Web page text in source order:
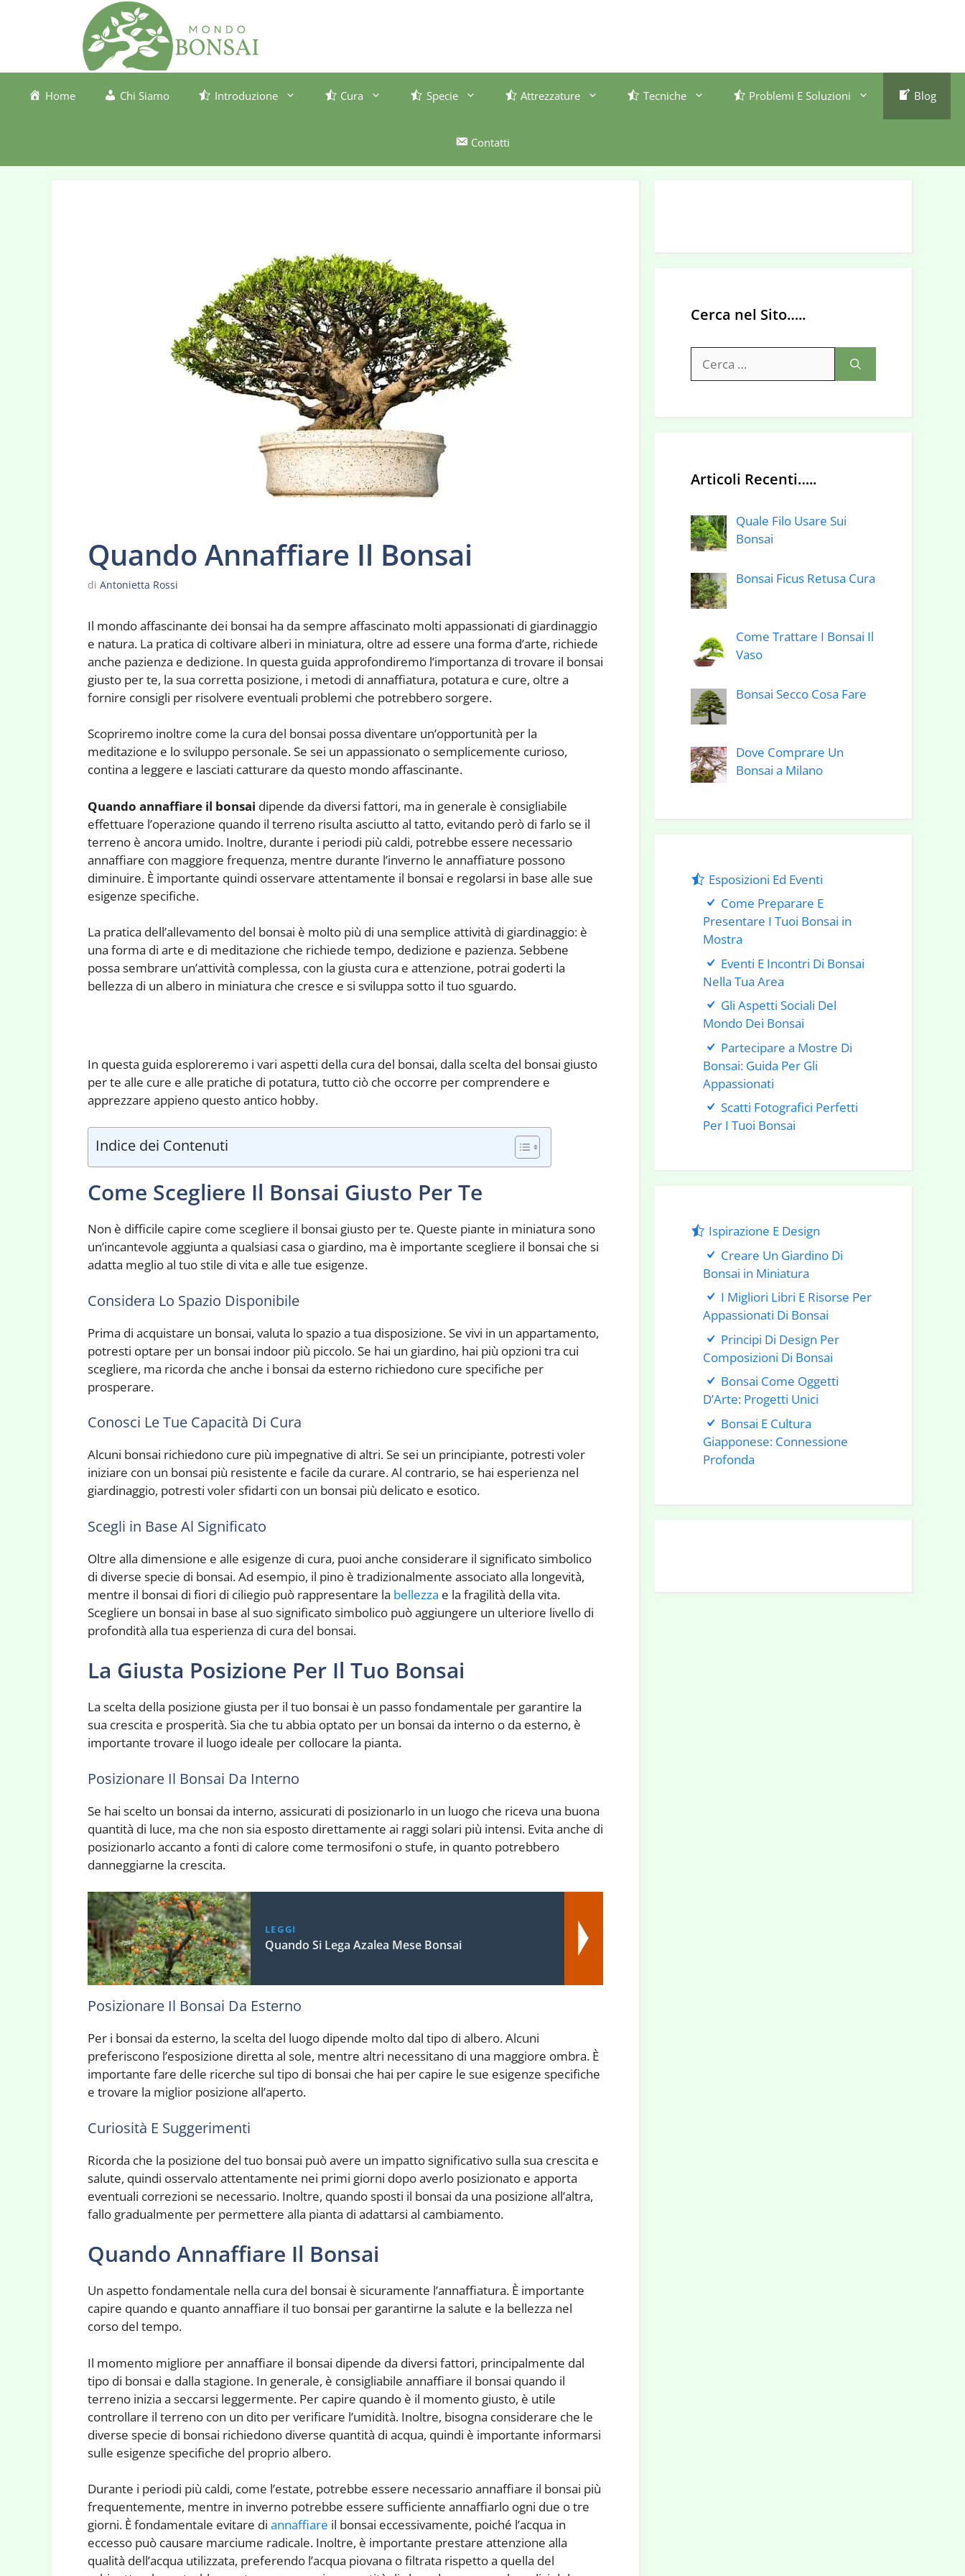
Home Chi Siamo Introduzione Cura Specie Attrezzature Tecniche Problemi E Soluzioni Blog
Contatti
Quando Annaffiare Il Bonsai
di Antonietta Rossi
Il mondo affascinante dei bonsai ha da sempre affascinato molti appassionati di giardinaggio
e natura. La pratica di coltivare alberi in miniatura, oltre ad essere una forma d’arte, richiede
anche pazienza e dedizione. In questa guida approfondiremo l’importanza di trovare il bonsai
giusto per te, la sua corretta posizione, i metodi di annaffiatura, potatura e cure, oltre a
fornire consigli per risolvere eventuali problemi che potrebbero sorgere.
Scopriremo inoltre come la cura del bonsai possa diventare un’opportunità per la
meditazione e lo sviluppo personale. Se sei un appassionato o semplicemente curioso,
contina a leggere e lasciati catturare da questo mondo affascinante.
Quando annaffiare il bonsai dipende da diversi fattori, ma in generale è consigliabile
effettuare l’operazione quando il terreno risulta asciutto al tatto, evitando però di farlo se il
terreno è ancora umido. Inoltre, durante i periodi più caldi, potrebbe essere necessario
annaffiare con maggiore frequenza, mentre durante l’inverno le annaffiature possono
diminuire. È importante quindi osservare attentamente il bonsai e regolarsi in base alle sue
esigenze specifiche.
La pratica dell’allevamento del bonsai è molto più di una semplice attività di giardinaggio: è
una forma di arte e di meditazione che richiede tempo, dedizione e pazienza. Sebbene
possa sembrare un’attività complessa, con la giusta cura e attenzione, potrai goderti la
bellezza di un albero in miniatura che cresce e si sviluppa sotto il tuo sguardo.
In questa guida esploreremo i vari aspetti della cura del bonsai, dalla scelta del bonsai giusto
per te alle cure e alle pratiche di potatura, tutto ciò che occorre per comprendere e
apprezzare appieno questo antico hobby.
Indice dei Contenuti
Come Scegliere Il Bonsai Giusto Per Te
Non è difficile capire come scegliere il bonsai giusto per te. Queste piante in miniatura sono
un’incantevole aggiunta a qualsiasi casa o giardino, ma è importante scegliere il bonsai che si
adatta meglio al tuo stile di vita e alle tue esigenze.
Considera Lo Spazio Disponibile
Prima di acquistare un bonsai, valuta lo spazio a tua disposizione. Se vivi in un appartamento,
potresti optare per un bonsai indoor più piccolo. Se hai un giardino, hai più opzioni tra cui
scegliere, ma ricorda che anche i bonsai da esterno richiedono cure specifiche per
prosperare.
Conosci Le Tue Capacità Di Cura
Alcuni bonsai richiedono cure più impegnative di altri. Se sei un principiante, potresti voler
iniziare con un bonsai più resistente e facile da curare. Al contrario, se hai esperienza nel
giardinaggio, potresti voler sfidarti con un bonsai più delicato e esotico.
Scegli in Base Al Significato
Oltre alla dimensione e alle esigenze di cura, puoi anche considerare il significato simbolico
di diverse specie di bonsai. Ad esempio, il pino è tradizionalmente associato alla longevità,
mentre il bonsai di fiori di ciliegio può rappresentare la bellezza e la fragilità della vita.
Scegliere un bonsai in base al suo significato simbolico può aggiungere un ulteriore livello di
profondità alla tua esperienza di cura del bonsai.
La Giusta Posizione Per Il Tuo Bonsai
La scelta della posizione giusta per il tuo bonsai è un passo fondamentale per garantire la
sua crescita e prosperità. Sia che tu abbia optato per un bonsai da interno o da esterno, è
importante trovare il luogo ideale per collocare la pianta.
Posizionare Il Bonsai Da Interno
Se hai scelto un bonsai da interno, assicurati di posizionarlo in un luogo che riceva una buona
quantità di luce, ma che non sia esposto direttamente ai raggi solari più intensi. Evita anche di
posizionarlo accanto a fonti di calore come termosifoni o stufe, in quanto potrebbero
danneggiarne la crescita.
LEGGI
Quando Si Lega Azalea Mese Bonsai
Posizionare Il Bonsai Da Esterno
Per i bonsai da esterno, la scelta del luogo dipende molto dal tipo di albero. Alcuni
preferiscono l’esposizione diretta al sole, mentre altri necessitano di una maggiore ombra. È
importante fare delle ricerche sul tipo di bonsai che hai per capire le sue esigenze specifiche
e trovare la miglior posizione all’aperto.
Curiosità E Suggerimenti
Ricorda che la posizione del tuo bonsai può avere un impatto significativo sulla sua crescita e
salute, quindi osservalo attentamente nei primi giorni dopo averlo posizionato e apporta
eventuali correzioni se necessario. Inoltre, quando sposti il bonsai da una posizione all’altra,
fallo gradualmente per permettere alla pianta di adattarsi al cambiamento.
Quando Annaffiare Il Bonsai
Un aspetto fondamentale nella cura del bonsai è sicuramente l’annaffiatura. È importante
capire quando e quanto annaffiare il tuo bonsai per garantirne la salute e la bellezza nel
corso del tempo.
Il momento migliore per annaffiare il bonsai dipende da diversi fattori, principalmente dal
tipo di bonsai e dalla stagione. In generale, è consigliabile annaffiare il bonsai quando il
terreno inizia a seccarsi leggermente. Per capire quando è il momento giusto, è utile
controllare il terreno con un dito per verificare l’umidità. Inoltre, bisogna considerare che le
diverse specie di bonsai richiedono diverse quantità di acqua, quindi è importante informarsi
sulle esigenze specifiche del proprio albero.
Durante i periodi più caldi, come l’estate, potrebbe essere necessario annaffiare il bonsai più
frequentemente, mentre in inverno potrebbe essere sufficiente annaffiarlo ogni due o tre
giorni. È fondamentale evitare di annaffiare il bonsai eccessivamente, poiché l’acqua in
eccesso può causare marciume radicale. Inoltre, è importante prestare attenzione alla
qualità dell’acqua utilizzata, preferendo l’acqua piovana o filtrata rispetto a quella del
Cerca nel Sito…..
per:
Articoli Recenti…..
Quale Filo Usare Sui
Bonsai
Bonsai Ficus Retusa Cura
Come Trattare I Bonsai Il
Vaso
Bonsai Secco Cosa Fare
Dove Comprare Un
Bonsai a Milano
Esposizioni Ed Eventi
Come Preparare E
Presentare I Tuoi Bonsai in
Mostra
Eventi E Incontri Di Bonsai
Nella Tua Area
Gli Aspetti Sociali Del
Mondo Dei Bonsai
Partecipare a Mostre Di
Bonsai: Guida Per Gli
Appassionati
Scatti Fotografici Perfetti
Per I Tuoi Bonsai
Ispirazione E Design
Creare Un Giardino Di
Bonsai in Miniatura
I Migliori Libri E Risorse Per
Appassionati Di Bonsai
Principi Di Design Per
Composizioni Di Bonsai
Bonsai Come Oggetti
D’Arte: Progetti Unici
Bonsai E Cultura
Giapponese: Connessione
Profonda